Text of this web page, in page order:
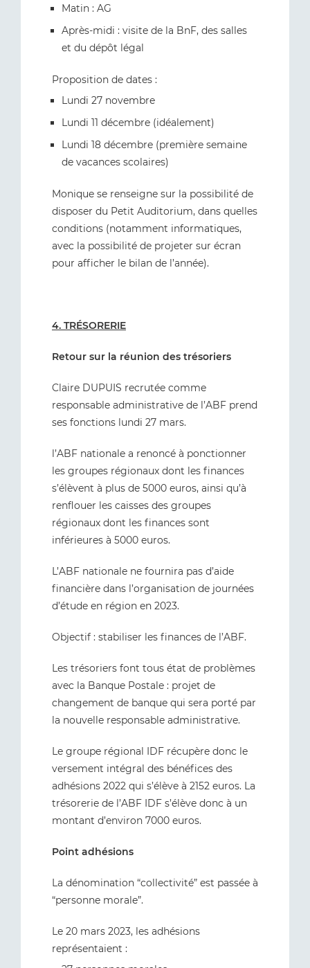
Matin : AG
Après-midi : visite de la BnF, des salles
et du dépôt légal
Proposition de dates :
Lundi 27 novembre
Lundi 11 décembre (idéalement)
Lundi 18 décembre (première semaine
de vacances scolaires)
Monique se renseigne sur la possibilité de
disposer du Petit Auditorium, dans quelles
conditions (notamment informatiques,
avec la possibilité de projeter sur écran
pour afficher le bilan de l’année).
4. TRÉSORERIE
Retour sur la réunion des trésoriers
Claire DUPUIS recrutée comme
responsable administrative de l’ABF prend
ses fonctions lundi 27 mars.
l’ABF nationale a renoncé à ponctionner
les groupes régionaux dont les finances
s’élèvent à plus de 5000 euros, ainsi qu’à
renflouer les caisses des groupes
régionaux dont les finances sont
inférieures à 5000 euros.
L’ABF nationale ne fournira pas d’aide
financière dans l’organisation de journées
d’étude en région en 2023.
Objectif : stabiliser les finances de l’ABF.
Les trésoriers font tous état de problèmes
avec la Banque Postale : projet de
changement de banque qui sera porté par
la nouvelle responsable administrative.
Le groupe régional IDF récupère donc le
versement intégral des bénéfices des
adhésions 2022 qui s’élève à 2152 euros. La
trésorerie de l’ABF IDF s’élève donc à un
montant d’environ 7000 euros.
Point adhésions
La dénomination “collectivité” est passée à
“personne morale”.
Le 20 mars 2023, les adhésions
représentaient :